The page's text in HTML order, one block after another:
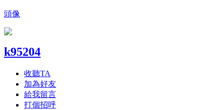
頭像
k95204
收聽TA
加為好友
給我留言
打個招呼